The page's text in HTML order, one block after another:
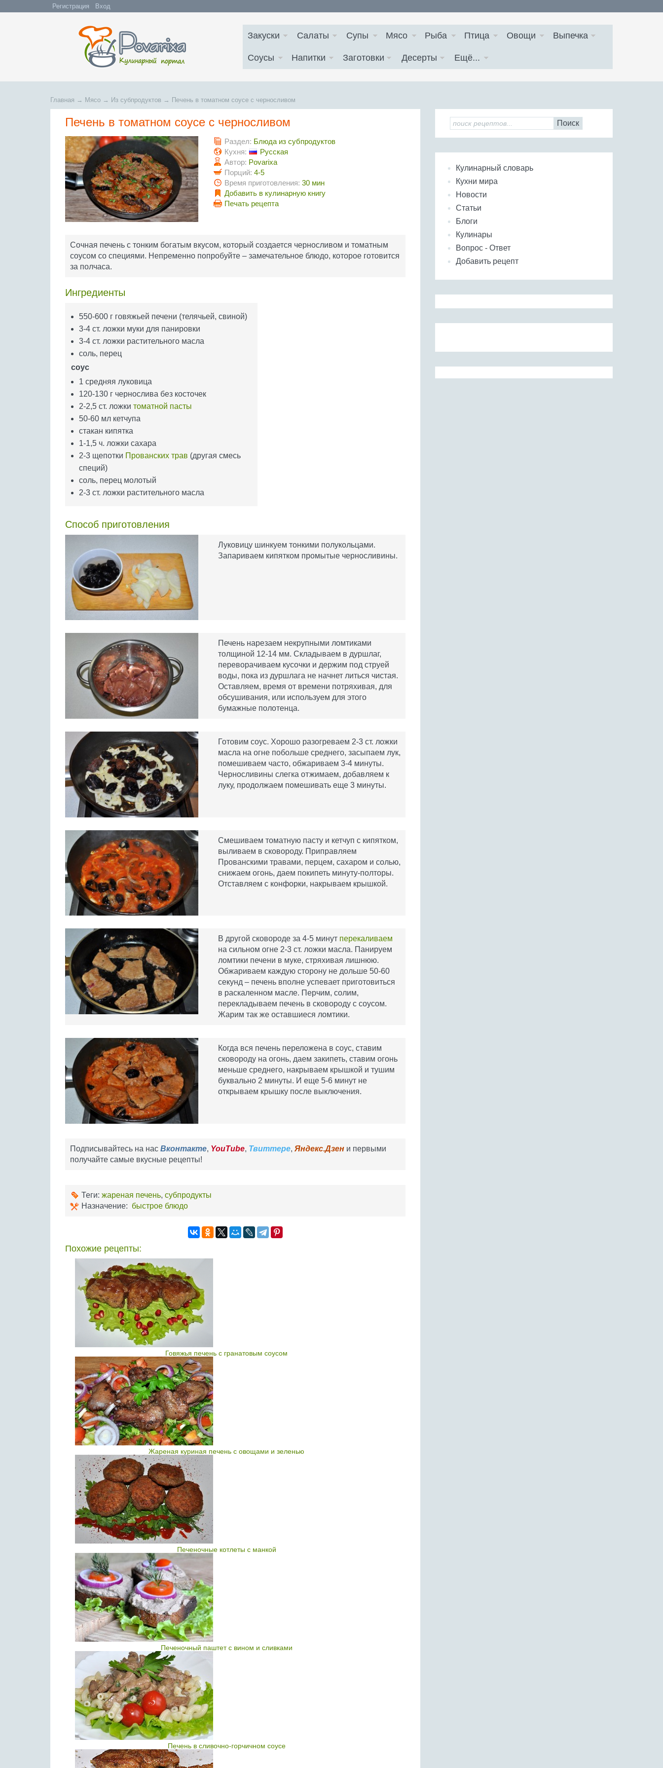
Регистрация Вход
Закуски Салаты Супы Мясо Рыба Птица Овощи Выпечка
Соусы Напитки Заготовки Десерты Ещё...
Главная → Мясо → Из субпродуктов → Печень в томатном соусе с черносливом
Печень в томатном соусе с черносливом
Раздел: Блюда из субпродуктов
Кухня:
Русская
Автор: Povarixa
Порций: 4-5
Время приготовления: 30 мин
Добавить в кулинарную книгу
Печать рецепта
Сочная печень с тонким богатым вкусом, который создается черносливом и томатным
соусом со специями. Непременно попробуйте – замечательное блюдо, которое готовится
за полчаса.
Ингредиенты
550-600 г говяжьей печени (телячьей, свиной)
3-4 ст. ложки муки для панировки
3-4 ст. ложки растительного масла
соль, перец
соус
1 средняя луковица
120-130 г чернослива без косточек
2-2,5 ст. ложки томатной пасты
50-60 мл кетчупа
стакан кипятка
1-1,5 ч. ложки сахара
2-3 щепотки Прованских трав (другая смесь
специй)
соль, перец молотый
2-3 ст. ложки растительного масла
Способ приготовления
Луковицу шинкуем тонкими полукольцами.
Запариваем кипятком промытые черносливины.
Печень нарезаем некрупными ломтиками
толщиной 12-14 мм. Складываем в дуршлаг,
переворачиваем кусочки и держим под струей
воды, пока из дуршлага не начнет литься чистая.
Оставляем, время от времени потряхивая, для
обсушивания, или используем для этого
бумажные полотенца.
Готовим соус. Хорошо разогреваем 2-3 ст. ложки
масла на огне побольше среднего, засыпаем лук,
помешиваем часто, обжариваем 3-4 минуты.
Черносливины слегка отжимаем, добавляем к
луку, продолжаем помешивать еще 3 минуты.
Смешиваем томатную пасту и кетчуп с кипятком,
выливаем в сковороду. Приправляем
Прованскими травами, перцем, сахаром и солью,
снижаем огонь, даем покипеть минуту-полторы.
Отставляем с конфорки, накрываем крышкой.
В другой сковороде за 4-5 минут перекаливаем
на сильном огне 2-3 ст. ложки масла. Панируем
ломтики печени в муке, стряхивая лишнюю.
Обжариваем каждую сторону не дольше 50-60
секунд – печень вполне успевает приготовиться
в раскаленном масле. Перчим, солим,
перекладываем печень в сковороду с соусом.
Жарим так же оставшиеся ломтики.
Когда вся печень переложена в соус, ставим
сковороду на огонь, даем закипеть, ставим огонь
меньше среднего, накрываем крышкой и тушим
буквально 2 минуты. И еще 5-6 минут не
открываем крышку после выключения.
Подписывайтесь на нас Вконтакте, YouTube, Твиттере, Яндекс.Дзен и первыми
получайте самые вкусные рецепты!
Теги: жареная печень, субпродукты
Назначение: быстрое блюдо
Похожие рецепты:
Говяжья печень с гранатовым соусом
Жареная куриная печень с овощами и зеленью
Печеночные котлеты с манкой
Печеночный паштет с вином и сливками
Печень в сливочно-горчичном соусе
Поиск
Кулинарный словарь
Кухни мира
Новости
Статьи
Блоги
Кулинары
Вопрос - Ответ
Добавить рецепт